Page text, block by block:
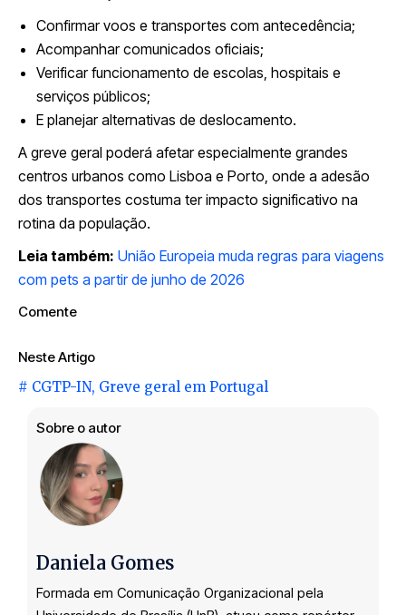
Confirmar voos e transportes com antecedência;
Acompanhar comunicados oficiais;
Verificar funcionamento de escolas, hospitais e
serviços públicos;
E planejar alternativas de deslocamento.
A greve geral poderá afetar especialmente grandes
centros urbanos como Lisboa e Porto, onde a adesão
dos transportes costuma ter impacto significativo na
rotina da população.
Leia também: União Europeia muda regras para viagens
com pets a partir de junho de 2026
Comente
Neste Artigo
# CGTP-IN, Greve geral em Portugal
Sobre o autor
Daniela Gomes
Formada em Comunicação Organizacional pela